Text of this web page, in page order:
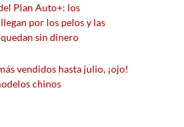
Plan Auto+: los
por los pelos y las
sin dinero
vendidos hasta julio, ¡ojo!
chinos